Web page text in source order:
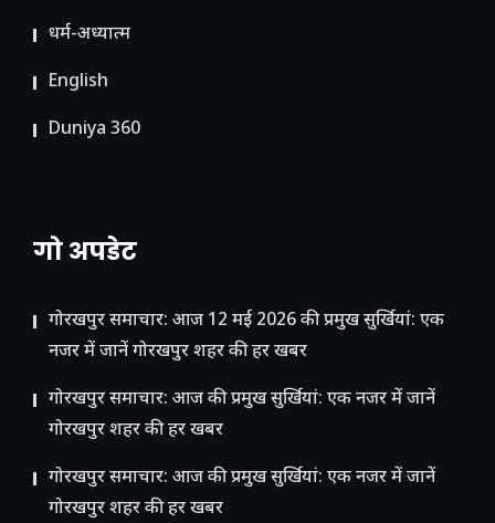
धर्म-अध्यात्म
English
Duniya 360
गो अपडेट
गोरखपुर समाचार: आज 12 मई 2026 की प्रमुख सुर्खियां: एक
नजर में जानें गोरखपुर शहर की हर खबर
गोरखपुर समाचार: आज की प्रमुख सुर्खियां: एक नजर में जानें
गोरखपुर शहर की हर खबर
गोरखपुर समाचार: आज की प्रमुख सुर्खियां: एक नजर में जानें
गोरखपुर शहर की हर खबर